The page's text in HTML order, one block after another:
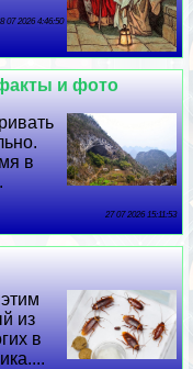
07 2026 4:46:50
и фото
в
27 07 2026 15:11:53
из
в